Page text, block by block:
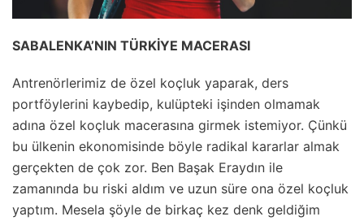
SABALENKA’NIN TÜRKİYE MACERASI
Antrenörlerimiz de özel koçluk yaparak, ders
portföylerini kaybedip, kulüpteki işinden olmamak
adına özel koçluk macerasına girmek istemiyor. Çünkü
bu ülkenin ekonomisinde böyle radikal kararlar almak
gerçekten de çok zor. Ben Başak Eraydın ile
zamanında bu riski aldım ve uzun süre ona özel koçluk
yaptım. Mesela şöyle de birkaç kez denk geldiğim